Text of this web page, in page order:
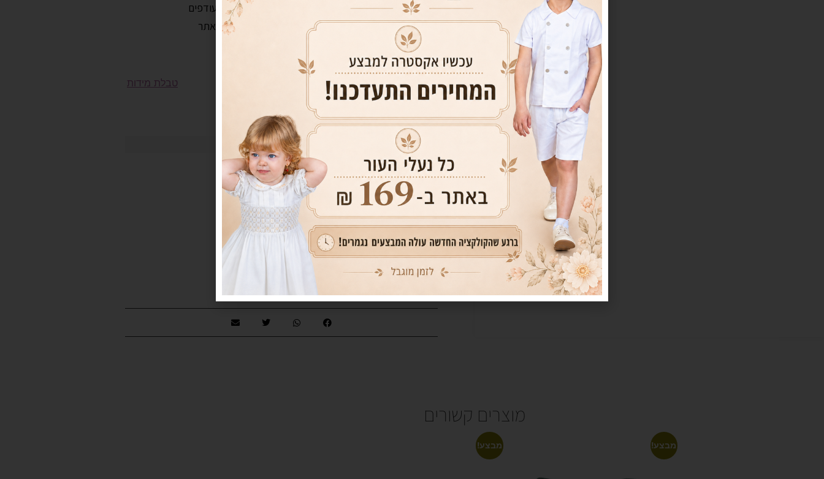
החלפה רק תמורת מוצר אחר מקטגורית עודפים
במידה והמוצר שמחליפים עדיין קיים באתר
טבלת מידות
מידה
6-12
12-18
2T
3T
צבעים
הוסף לסל
מוצרים קשורים
מבצע! מבצע!